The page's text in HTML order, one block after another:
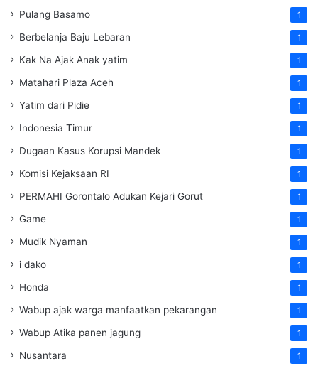
Pulang Basamo 1
Berbelanja Baju Lebaran 1
Kak Na Ajak Anak yatim 1
Matahari Plaza Aceh 1
Yatim dari Pidie 1
Indonesia Timur 1
Dugaan Kasus Korupsi Mandek 1
Komisi Kejaksaan RI 1
PERMAHI Gorontalo Adukan Kejari Gorut 1
Game 1
Mudik Nyaman 1
i dako 1
Honda 1
Wabup ajak warga manfaatkan pekarangan 1
Wabup Atika panen jagung 1
Nusantara 1